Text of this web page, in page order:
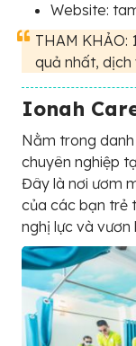
Website:
THAM KHẢO:
quả nhất, dịch
Ionah
Nằm trong
chuyên nghiệp
Đây là nơi ươm
của các bạn trẻ
nghị lực và vươn